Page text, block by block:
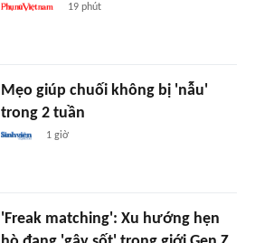
19 phút
Mẹo giúp chuối không bị 'nẫu'
trong 2 tuần
1 giờ
'Freak matching': Xu hướng hẹn